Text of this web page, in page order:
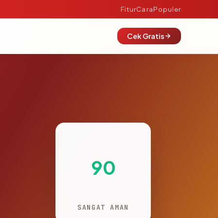
FiturCaraPopuler
Cek Gratis
90
SANGAT AMAN